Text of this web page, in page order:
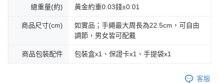
總重量(約) 黃金約重0.03錢±0.01
商品尺寸(cm)
如實品；手繩最大周長為22.5cm，可自由
調節，男女皆可配戴
商品包裝配件 包裝盒x1、保證卡x1、手提袋x1
客服